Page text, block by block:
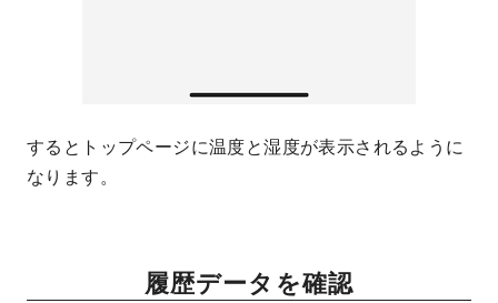
するとトップページに温度と湿度が表示されるように
なります。
履歴データを確認